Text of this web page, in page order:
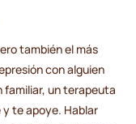
también el más
con alguien
familiar, un terapeuta
te apoye. Hablar